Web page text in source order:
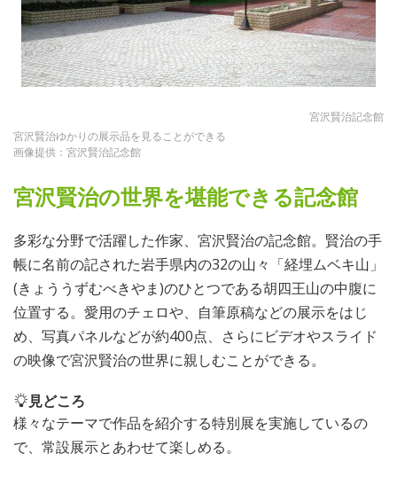
宮沢賢治記念館
宮沢賢治ゆかりの展示品を見ることができる
画像提供：宮沢賢治記念館
宮沢賢治の世界を堪能できる記念館
多彩な分野で活躍した作家、宮沢賢治の記念館。賢治の手
帳に名前の記された岩手県内の32の山々「経埋ムベキ山」
(きょううずむべきやま)のひとつである胡四王山の中腹に
位置する。愛用のチェロや、自筆原稿などの展示をはじ
め、写真パネルなどが約400点、さらにビデオやスライド
の映像で宮沢賢治の世界に親しむことができる。
見どころ
様々なテーマで作品を紹介する特別展を実施しているの
で、常設展示とあわせて楽しめる。